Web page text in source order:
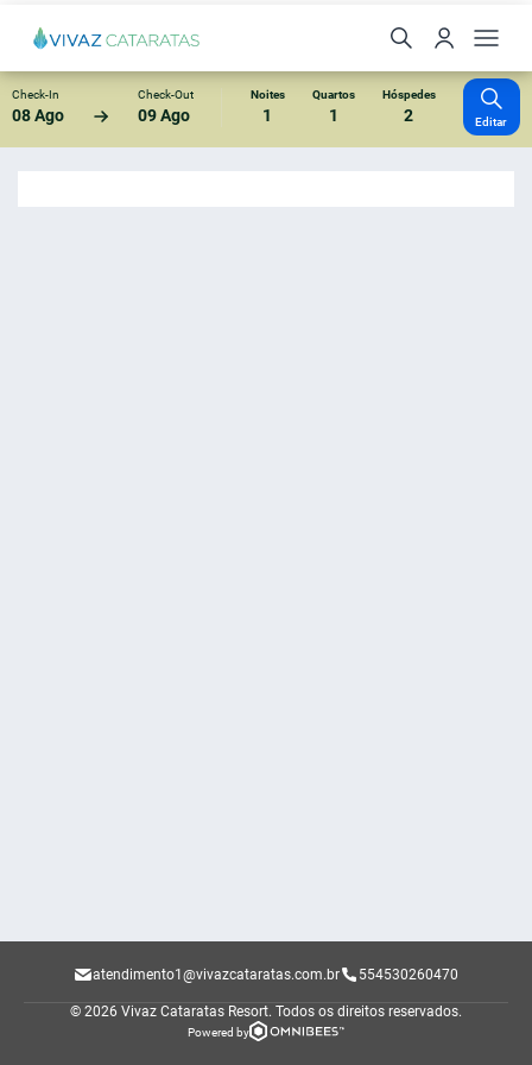
Check-In
08 Ago
Check-Out
09 Ago
Noites
1
Quartos
1
Hóspedes
2 Editar
atendimento1@vivazcataratas.com.br 554530260470
© 2026 Vivaz Cataratas Resort. Todos os direitos reservados.
Powered by